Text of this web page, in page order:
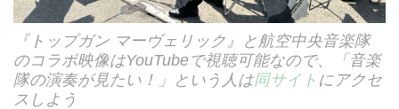
『トップガン マーヴェリック』と航空中央音楽隊
のコラボ映像はYouTubeで視聴可能なので、「音楽
隊の演奏が見たい！」という人は同サイト にアクセ
スしよう